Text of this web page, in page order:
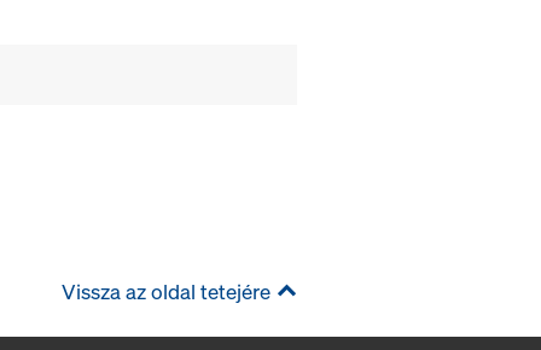
Vissza az oldal tetejére